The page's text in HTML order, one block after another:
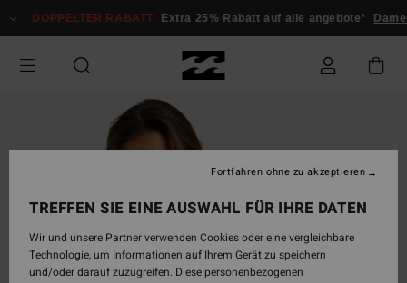
zur
springen
DOPPELTER RABATT Extra 25% Rabatt auf alle angebote* Damen
TREFFEN SIE EINE AUSWAHL FÜR IHRE DATEN
Wir und unsere Partner verwenden Cookies oder eine vergleichbare
Technologie, um Informationen auf Ihrem Gerät zu speichern
und/oder darauf zuzugreifen. Diese personenbezogenen
Fortfahren ohne zu akzeptieren